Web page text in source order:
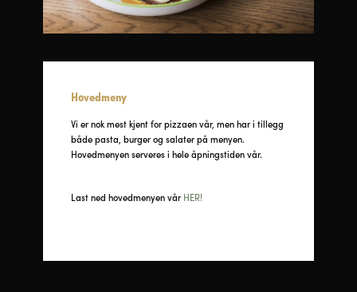
Hovedmeny
Vi er nok mest kjent for pizzaen vår, men har i tillegg
både pasta, burger og salater på menyen.
Hovedmenyen serveres i hele åpningstiden vår.
Last ned hovedmenyen vårHER!